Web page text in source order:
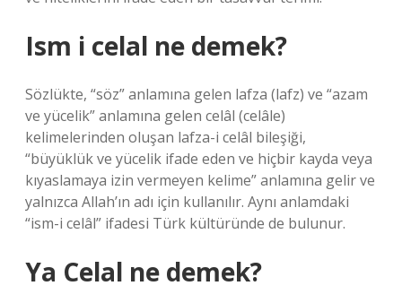
Ism i celal ne demek?
Sözlükte, “söz” anlamına gelen lafza (lafz) ve “azam
ve yücelik” anlamına gelen celâl (celâle)
kelimelerinden oluşan lafza-i celâl bileşiği,
“büyüklük ve yücelik ifade eden ve hiçbir kayda veya
kıyaslamaya izin vermeyen kelime” anlamına gelir ve
yalnızca Allah’ın adı için kullanılır. Aynı anlamdaki
“ism-i celâl” ifadesi Türk kültüründe de bulunur.
Ya Celal ne demek?